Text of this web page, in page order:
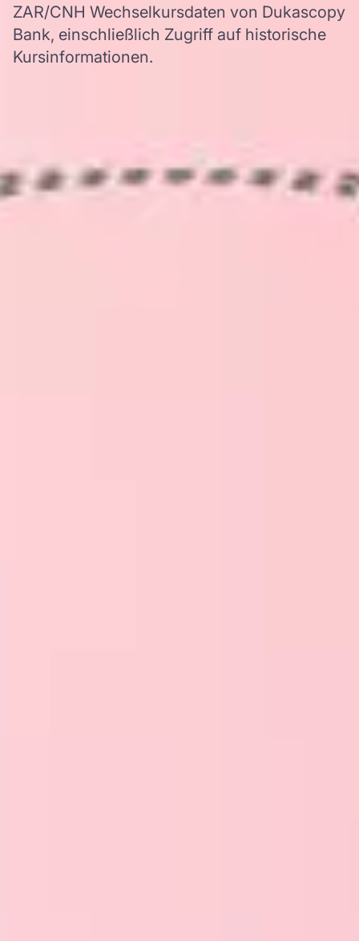
ZAR/CNH Wechselkursdaten von Dukascopy
Bank, einschließlich Zugriff auf historische
Kursinformationen.